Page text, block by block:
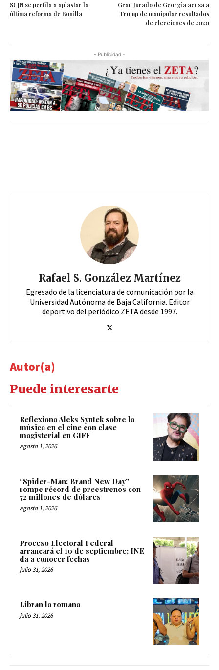
SCJN se perfila a aplastar la
última reforma de Bonilla
Gran Jurado de Georgia acusa a
Trump de manipular resultados
de elecciones de 2020
- Publicidad -
Rafael S. González Martínez
Egresado de la licenciatura de comunicación por la
Universidad Autónoma de Baja California. Editor
deportivo del periódico ZETA desde 1997.
Autor(a)
Puede interesarte
Reflexiona Aleks Syntek sobre la
música en el cine con clase
magisterial en GIFF
agosto 1, 2026
“Spider-Man: Brand New Day”
rompe récord de preestrenos con
72 millones de dólares
agosto 1, 2026
Proceso Electoral Federal
arrancará el 10 de septiembre; INE
da a conocer fechas
julio 31, 2026
Libran la romana
julio 31, 2026